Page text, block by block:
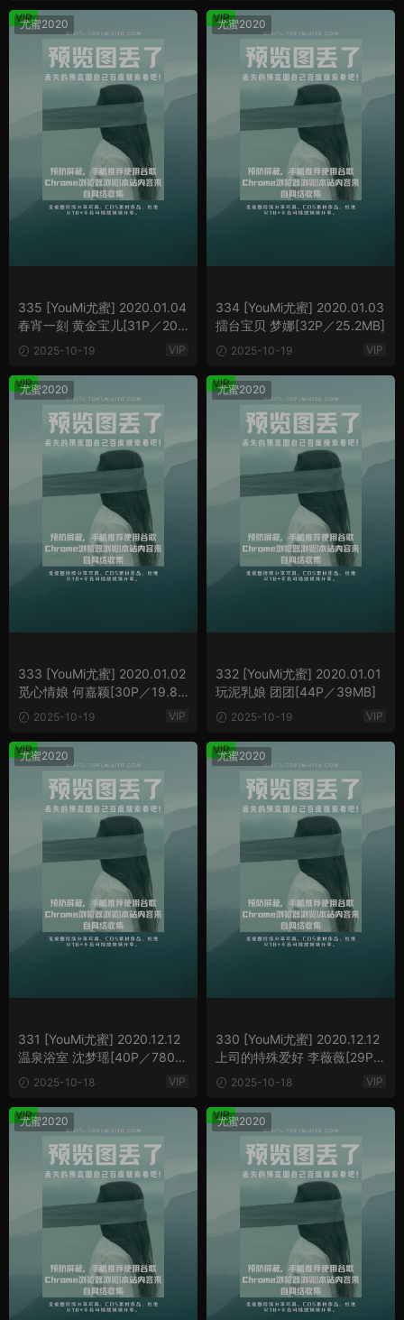
尤蜜2020
335 [YouMi尤蜜] 2020.01.04
春宵一刻 黄金宝儿[31P／20M
B] 2025-10-19 VIP
VIP 尤蜜2020
334 [YouMi尤蜜] 2020.01.03
擂台宝贝 梦娜[32P／25.2MB]
2025-10-19 VIP
VIP
尤蜜2020
333 [YouMi尤蜜] 2020.01.02
觅心情娘 何嘉颖[30P／19.8M
B] 2025-10-19 VIP
VIP 尤蜜2020
332 [YouMi尤蜜] 2020.01.01
玩泥乳娘 团团[44P／39MB]
2025-10-19 VIP
VIP
尤蜜2020
331 [YouMi尤蜜] 2020.12.12
温泉浴室 沈梦瑶[40P／780M
B] 2025-10-18 VIP
VIP 尤蜜2020
330 [YouMi尤蜜] 2020.12.12
上司的特殊爱好 李薇薇[29P／
555MB]
2025-10-18 VIP
VIP
尤蜜2020
VIP 尤蜜2020
VIP